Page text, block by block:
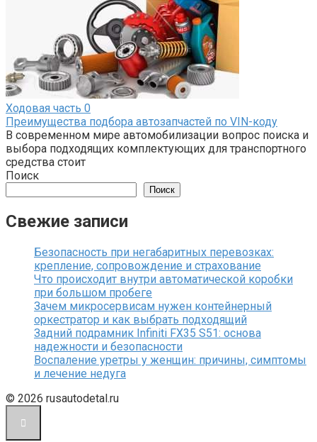
Ходовая часть 0
Преимущества подбора автозапчастей по VIN-коду
В современном мире автомобилизации вопрос поиска и
выбора подходящих комплектующих для транспортного
средства стоит
Поиск
Поиск
Свежие записи
Безопасность при негабаритных перевозках:
крепление, сопровождение и страхование
Что происходит внутри автоматической коробки
при большом пробеге
Зачем микросервисам нужен контейнерный
оркестратор и как выбрать подходящий
Задний подрамник Infiniti FX35 S51: основа
надежности и безопасности
Воспаление уретры у женщин: причины, симптомы
и лечение недуга
© 2026 rusautodetal.ru